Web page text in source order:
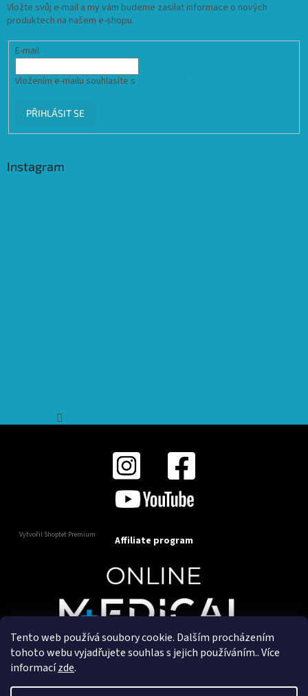
Tento web používá soubory cookie. Dalším procházením
tohoto webu vyjadřujete souhlas s jejich používáním.. Více
informacízde.
Vložte svůj e-mail a my vám budeme zasílat informace o nových
produktech na našem e-shopu.
E-mail
Vložením e-mailu souhlasíte s
PŘIHLÁSIT SE
Instagram
Vytvořil Shoptet Premium Affiliate program
Copyright 2025OnlineMedical.cz. Všechna práva
Vytvořil a marketingově zajišťuje